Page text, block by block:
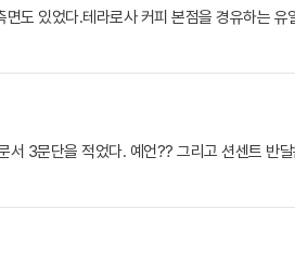
있었다.테라로사 커피 본점을 경유하는
3문단을 적었다. 예언?? 그리고 션센트 반